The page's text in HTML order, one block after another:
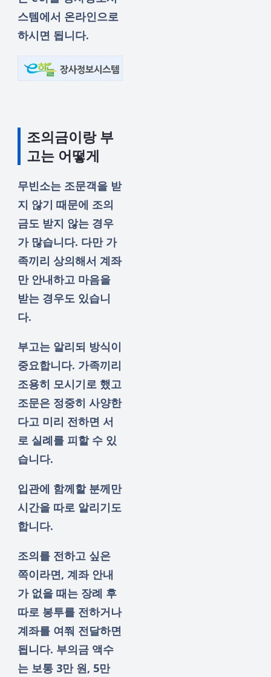
스템에서 온라인으로
하시면 됩니다.
조의금이랑 부
고는 어떻게
무빈소는 조문객을 받
지 않기 때문에 조의
금도 받지 않는 경우
가 많습니다. 다만 가
족끼리 상의해서 계좌
만 안내하고 마음을
받는 경우도 있습니
다.
부고는 알리되 방식이
중요합니다. 가족끼리
조용히 모시기로 했고
조문은 정중히 사양한
다고 미리 전하면 서
로 실례를 피할 수 있
습니다.
입관에 함께할 분께만
시간을 따로 알리기도
합니다.
조의를 전하고 싶은
쪽이라면, 계좌 안내
가 없을 때는 장례 후
따로 봉투를 전하거나
계좌를 여쭤 전달하면
됩니다. 부의금 액수
는 보통 3만 원, 5만